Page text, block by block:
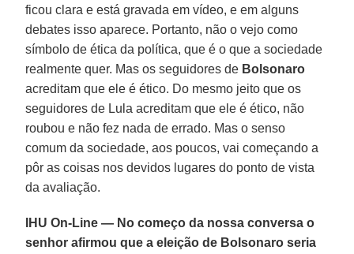
ficou clara e está gravada em vídeo, e em alguns
debates isso aparece. Portanto, não o vejo como
símbolo de ética da política, que é o que a sociedade
realmente quer. Mas os seguidores de Bolsonaro
acreditam que ele é ético. Do mesmo jeito que os
seguidores de Lula acreditam que ele é ético, não
roubou e não fez nada de errado. Mas o senso
comum da sociedade, aos poucos, vai começando a
pôr as coisas nos devidos lugares do ponto de vista
da avaliação.
IHU On-Line — No começo da nossa conversa o
senhor afirmou que a eleição de Bolsonaro seria